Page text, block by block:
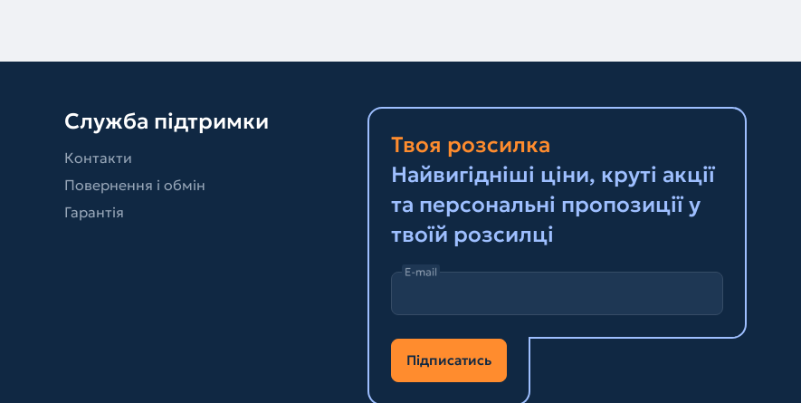
Служба підтримки
Контакти
Повернення і обмін
Гарантія
Твоя розсилка
Найвигідніші ціни, круті акції
та персональні пропозиції у
твоїй розсилці
E-mail
Підписатись